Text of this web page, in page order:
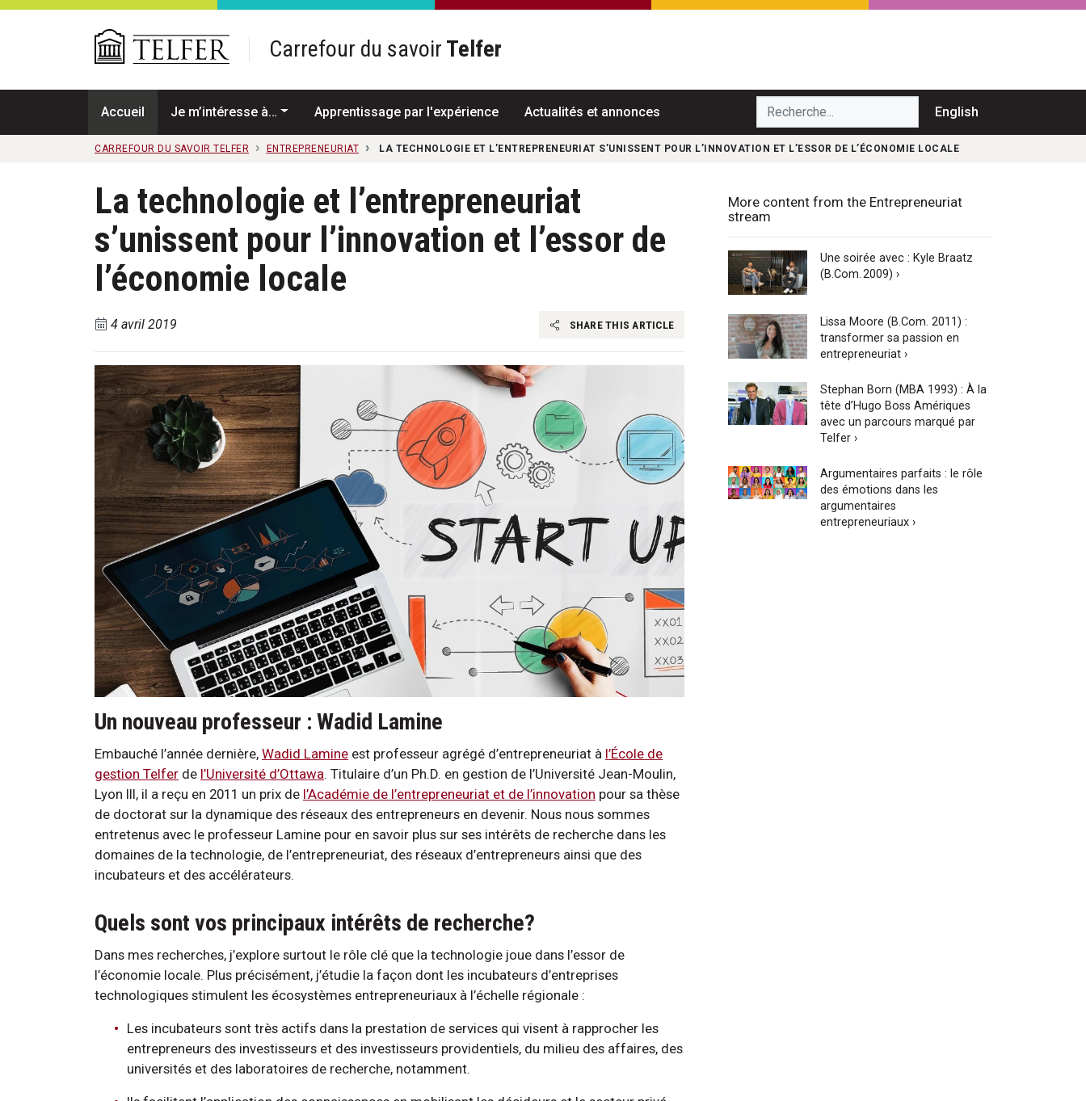
Passer au contenu principal
Carrefour du savoir Telfer
Accueil Je m’intéresse à… Apprentissage par l'expérience Actualités et annonces Recherche... English
CARREFOUR DU SAVOIR TELFER ENTREPRENEURIAT LA TECHNOLOGIE ET L’ENTREPRENEURIAT S’UNISSENT POUR L’INNOVATION ET L’ESSOR DE L’ÉCONOMIE LOCALE
La technologie et l’entrepreneuriat
s’unissent pour l’innovation et l’essor de
l’économie locale
4 avril 2019 SHARE THIS ARTICLE
Un nouveau professeur : Wadid Lamine
Embauché l’année dernière, Wadid Lamine est professeur agrégé d’entrepreneuriat à l’École de
gestion Telfer de l’Université d’Ottawa. Titulaire d’un Ph.D. en gestion de l’Université Jean-Moulin,
Lyon III, il a reçu en 2011 un prix de l’Académie de l’entrepreneuriat et de l’innovation pour sa thèse
de doctorat sur la dynamique des réseaux des entrepreneurs en devenir. Nous nous sommes
entretenus avec le professeur Lamine pour en savoir plus sur ses intérêts de recherche dans les
domaines de la technologie, de l’entrepreneuriat, des réseaux d’entrepreneurs ainsi que des
incubateurs et des accélérateurs.
Quels sont vos principaux intérêts de recherche?
Dans mes recherches, j’explore surtout le rôle clé que la technologie joue dans l’essor de
l’économie locale. Plus précisément, j’étudie la façon dont les incubateurs d’entreprises
technologiques stimulent les écosystèmes entrepreneuriaux à l’échelle régionale :
Les incubateurs sont très actifs dans la prestation de services qui visent à rapprocher les
entrepreneurs des investisseurs et des investisseurs providentiels, du milieu des affaires, des
universités et des laboratoires de recherche, notamment.
More content from the Entrepreneuriat
stream
Une soirée avec : Kyle Braatz
(B.Com. 2009) ›
Lissa Moore (B.Com. 2011) :
transformer sa passion en
entrepreneuriat ›
Stephan Born (MBA 1993) : À la
tête d’Hugo Boss Amériques
avec un parcours marqué par
Telfer ›
Argumentaires parfaits : le rôle
des émotions dans les
argumentaires
entrepreneuriaux ›